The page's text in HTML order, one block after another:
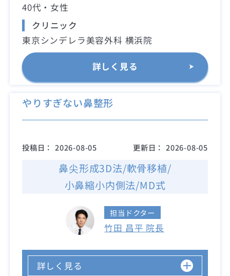
40代・女性
クリニック
東京シンデレラ美容外科 横浜院
詳しく見る
やりすぎない鼻整形
投稿日： 2026-08-05 更新日： 2026-08-05
鼻尖形成3D法/軟骨移植/
小鼻縮小内側法/MD式
担当ドクター
竹田 昌平 院長
詳しく見る